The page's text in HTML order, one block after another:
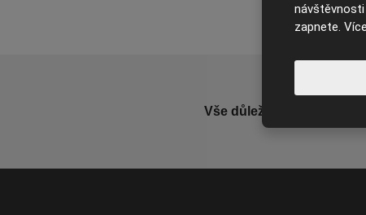
Vše důležité jednou týdně
návštěvnosti
zapnete.